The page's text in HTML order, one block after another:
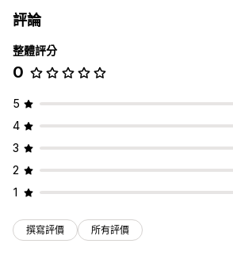
評論
整體評分
0
5
4
3
2
1
撰寫評價 所有評價